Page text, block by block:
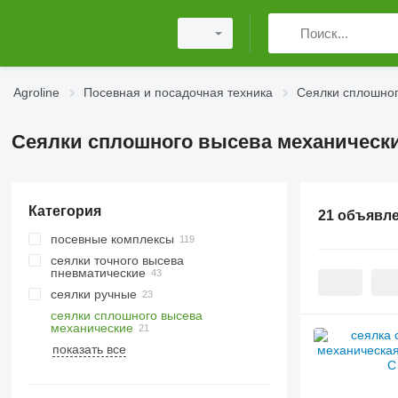
Agroline Посевная и посадочная техника Сеялки
Сеялки сплошного высева
Категория
посевные комплексы
сеялки точного высева
пневматические
сеялки ручные
сеялки сплошного высева
механические
показать все
21